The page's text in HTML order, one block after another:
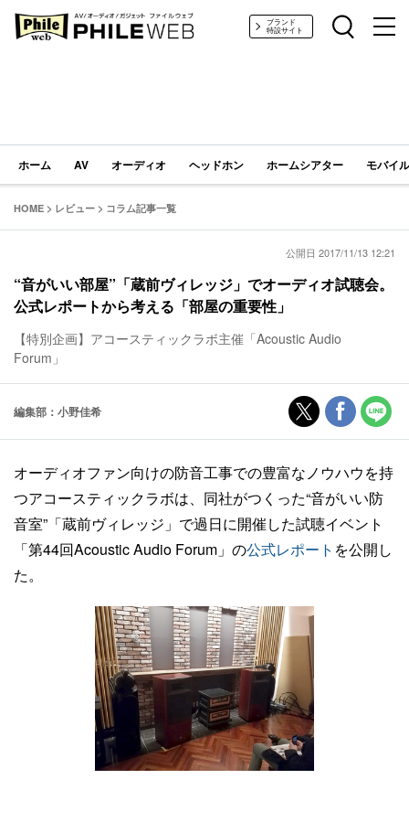
PHILE WEB｜AV/オーディオ/ガジェットブランド
特設サイト
ホーム AV オーディオ ヘッドホン ホームシアター モバイ
HOME > レビュー > コラム記事一覧
公開日 2017/11/13 12:21
“音がいい部屋”「蔵前ヴィレッジ」でオーディオ試聴会。
公式レポートから考える「部屋の重要性」
【特別企画】アコースティックラボ主催「Acoustic Audio
Forum」
編集部：小野佳希
オーディオファン向けの防音工事での豊富なノウハウを持
つアコースティックラボは、同社がつくった“音がいい防
音室”「蔵前ヴィレッジ」で過日に開催した試聴イベント
「第44回Acoustic Audio Forum」の公式レポート を公開し
た。